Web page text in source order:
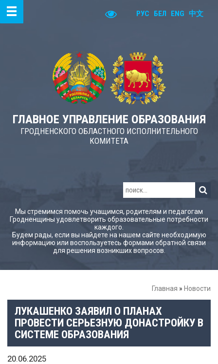
РУС БЕЛ ENG 中文
ГЛАВНОЕ УПРАВЛЕНИЕ ОБРАЗОВАНИЯ
ГРОДНЕНСКОГО ОБЛАСТНОГО ИСПОЛНИТЕЛЬНОГО
КОМИТЕТА
Мы стремимся помочь учащимся, родителям и педагогам
Гродненщины удовлетворить образовательные потребности
каждого.
Будем рады, если вы найдете на нашем сайте необходимую
информацию или воспользуетесь формами обратной связи
для решения возникших вопросов.
Главная » Новости
ЛУКАШЕНКО ЗАЯВИЛ О ПЛАНАХ
ПРОВЕСТИ СЕРЬЕЗНУЮ ДОНАСТРОЙКУ В
СИСТЕМЕ ОБРАЗОВАНИЯ
20.06.2025